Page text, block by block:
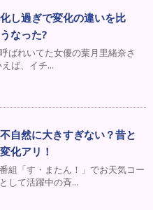
し過ぎで変化の違いを比
なった?
ばれいてた女優の葉月里緒奈さ
ば、イチ...
自然に大きすぎない？昔と
化アリ！
組「す・またん！」でお天気コー
して活躍中の斉...